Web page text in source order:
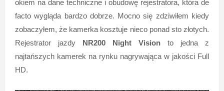
okiem na dane techniczne i obudowę rejestratora, która de
facto wygląda bardzo dobrze. Mocno się zdziwiłem kiedy
zobaczyłem, że kamerka kosztuje nieco ponad sto złotych.
Rejestrator jazdy NR200 Night Vision to jedna z
najtańszych kamerek na rynku nagrywająca w jakości Full
HD.